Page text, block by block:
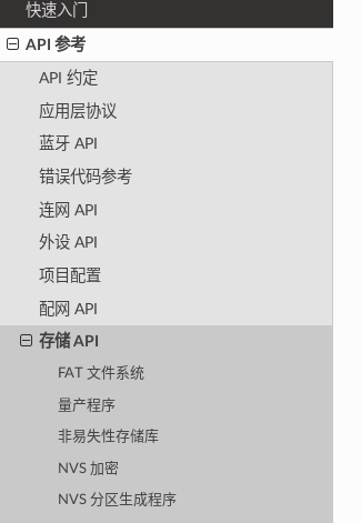
快速入门
API 参考
API 约定
应用层协议
蓝牙 API
错误代码参考
连网 API
外设 API
项目配置
配网 API
存储 API
FAT 文件系统
量产程序
非易失性存储库
NVS 加密
NVS 分区生成程序